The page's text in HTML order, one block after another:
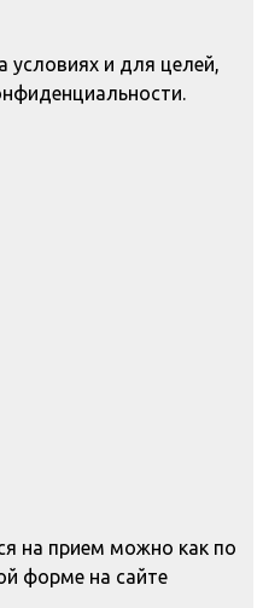
условиях и для целей,
на прием можно как по
форме на сайте